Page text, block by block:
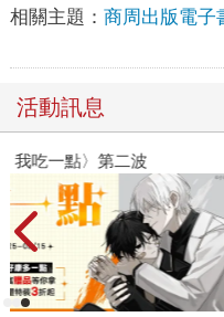
相關主題： 商周出版電子
活動訊息
金石堂2026海外優惠：電子